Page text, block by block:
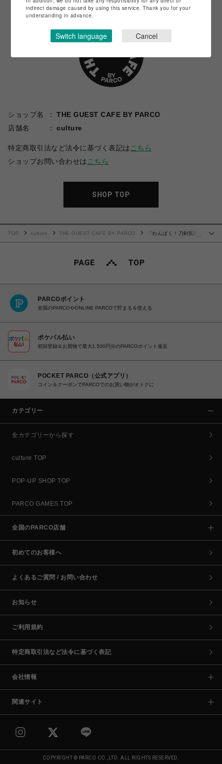
ショップ名
THE GUEST CAFE BY PARCO
店舗名
culture
特定商取引法など法令に基づく表記は こちら
ショップお問い合わせは こちら
SHOP TOP
TOP culture THE GUEST CAFE BY PARCO
「わんぱく！刀剣乱舞
PARCOポイント
全国のPARCOやONLINE PARCOで貯まる＆使える
ポケパル払い
初回登録＆お買物で最大1,500円分のPARCOポイント進呈
POCKET PARCO（公式アプリ）
コイン＆クーポンでPARCOでのお買い物がオトクに
カテゴリー
全カテゴリーから探す
culture TOP
POP-UP SHOP TOP
PARCO GAMES TOP
全国のPARCO店舗
初めてのお客様へ
よくあるご質問 / お問い合わせ
お知らせ
ご利用規約
特定商取引法など法令に基づく表記
会社情報
関連サイト
COPYRIGHT © PARCO CO.,LTD. ALL RIGHTS RESERVED.
indirect damage caused by using this service. Thank you for your
understanding in advance.
Switch language Cancel